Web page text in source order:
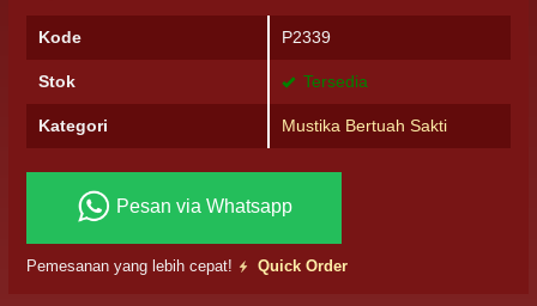
Kode P2339
Stok Tersedia
Kategori Mustika Bertuah Sakti
Pesan via Whatsapp
Pemesanan yang lebih cepat! Quick Order